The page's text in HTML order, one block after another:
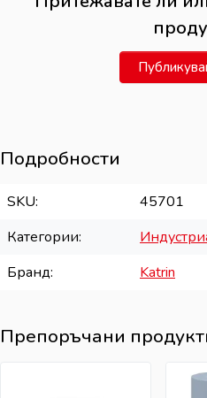
Подробности
SKU
45701
Категории
Бранд
Katrin
Препоръчани